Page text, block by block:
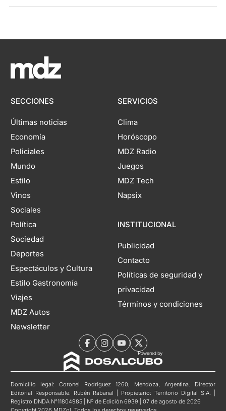
SECCIONES
Últimas noticias
Economía
Policiales
Mundo
Estilo
Vinos
Sociales
Política
Sociedad
Deportes
Espectáculos y Cultura
Estilo Gastronomía
Viajes
MDZ Autos
Newsletter
SERVICIOS
Clima
Horóscopo
MDZ Radio
Juegos
MDZ Tech
Napsix
INSTITUCIONAL
Publicidad
Contacto
Políticas de seguridad y
privacidad
Términos y condiciones
Domicilio legal: Coronel Rodríguez 1260, Mendoza, Argentina. Director
Editorial Responsable: Rubén Rabanal | Propietario: Territorio Digital S.A. |
Registro DNDA N°11804985 | Nº de Edición 6939 | 07 de agosto de 2026